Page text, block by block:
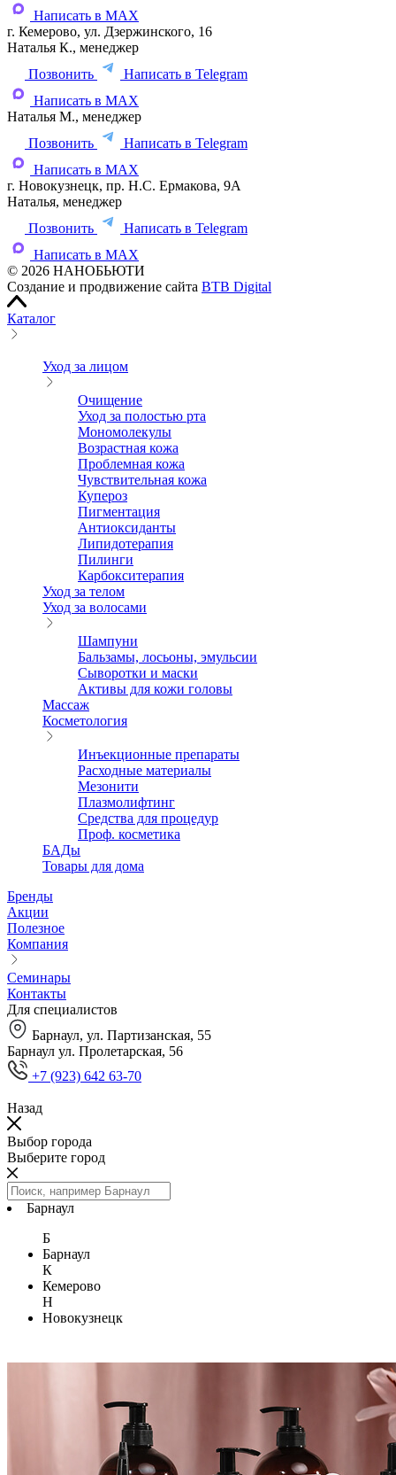
Написать в MAX
г. Кемерово, ул. Дзержинского, 16
Наталья К., менеджер
Позвонить
Написать в Telegram
Написать в MAX
Наталья М., менеджер
Позвонить
Написать в Telegram
Написать в MAX
г. Новокузнецк, пр. Н.С. Ермакова, 9А
Наталья, менеджер
Позвонить
Написать в Telegram
Написать в MAX
© 2026 НАНОБЬЮТИ
Создание и продвижение сайта BTB Digital
Каталог
Уход за лицом
Очищение
Уход за полостью рта
Мономолекулы
Возрастная кожа
Проблемная кожа
Чувствительная кожа
Купероз
Пигментация
Антиоксиданты
Липидотерапия
Пилинги
Карбокситерапия
Уход за телом
Уход за волосами
Шампуни
Бальзамы, лосьоны, эмульсии
Сыворотки и маски
Активы для кожи головы
Массаж
Косметология
Инъекционные препараты
Расходные материалы
Мезонити
Плазмолифтинг
Средства для процедур
Проф. косметика
БАДы
Товары для дома
Бренды
Акции
Полезное
Компания
Семинары
Контакты
Для специалистов
Барнаул, ул. Партизанская, 55
Барнаул ул. Пролетарская, 56
+7 (923) 642 63-70
Назад
Выбор города
Выберите город
Барнаул
Б
Барнаул
К
Кемерово
Н
Новокузнецк